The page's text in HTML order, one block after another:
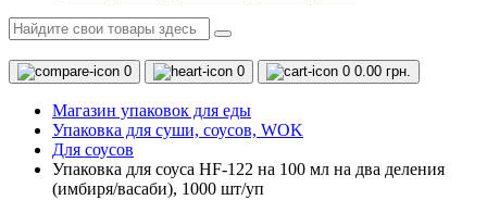
0 0 0 0.00 грн.
Магазин упаковок для еды
Упаковка для суши, соусов, WOK
Для соусов
Упаковка для соуса HF-122 на 100 мл на два деления
(имбиря/васаби), 1000 шт/уп